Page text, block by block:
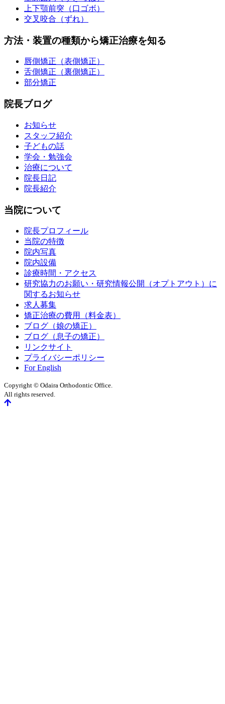
上下顎前突（口ゴボ）
交叉咬合（ずれ）
方法・装置の種類から矯正治療を知る
唇側矯正（表側矯正）
舌側矯正（裏側矯正）
部分矯正
院長ブログ
お知らせ
スタッフ紹介
子どもの話
学会・勉強会
治療について
院長日記
院長紹介
当院について
院長プロフィール
当院の特徴
院内写真
院内設備
診療時間・アクセス
研究協力のお願い・研究情報公開（オプトアウト）に
関するお知らせ
求人募集
矯正治療の費用（料金表）
ブログ（娘の矯正）
ブログ（息子の矯正）
リンクサイト
プライバシーポリシー
For English
Copyright © Odaira Orthodontic Office.
All rights reserved.